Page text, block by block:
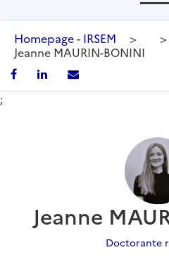
Homepage - IRSEM > >
Jeanne MAURIN-BONINI
;
Jeanne
Doctorante